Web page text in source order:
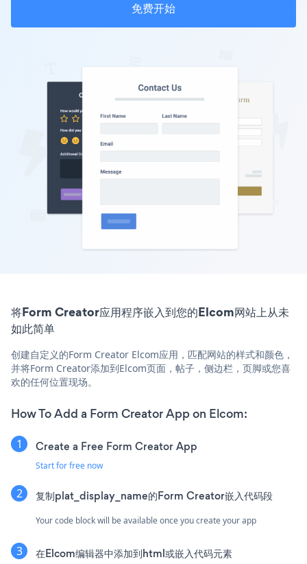
免费开始
将Form Creator应用程序嵌入到您的Elcom网站上从未
如此简单
创建自定义的Form Creator Elcom应用，匹配网站的样式和颜色，
并将Form Creator添加到Elcom页面，帖子，侧边栏，页脚或您喜
欢的任何位置现场。
How To Add a Form Creator App on Elcom:
Create a Free Form Creator App
Start for free now
复制plat_display_name的Form Creator嵌入代码段
Your code block will be available once you create your app
在Elcom编辑器中添加到html或嵌入代码元素